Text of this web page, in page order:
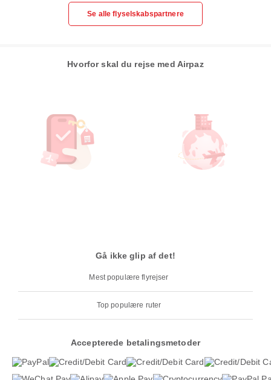
Se alle flyselskabspartnere
Hvorfor skal du rejse med Airpaz
Gå ikke glip af det!
Mest populære flyrejser
Top populære ruter
Accepterede betalingsmetoder